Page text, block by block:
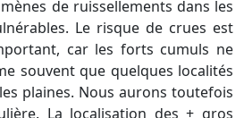
de ruissellements dans les
Le risque de crues est
car les forts cumuls ne
souvent que quelques localités
plaines. Nous aurons toutefois
La localisation des + gros